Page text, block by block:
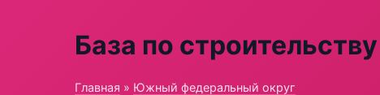
База по
Главная » Южный федеральный округ